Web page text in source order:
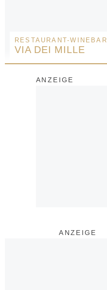
RESTAURANT-WINEBAR
VIA DEI MILLE
ANZEIGE
ANZEIGE